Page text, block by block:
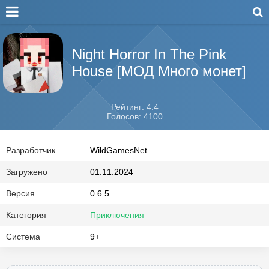
Night Horror In The Pink
House [МОД Много монет]
Рейтинг: 4.4
Голосов: 4100
Разработчик WildGamesNet
Загружено 01.11.2024
Версия 0.6.5
Категория Приключения
Система 9+